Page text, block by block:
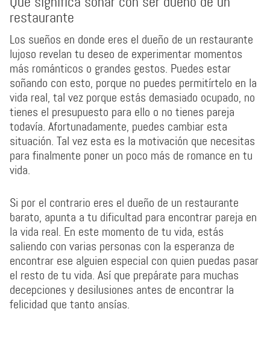
restaurante
Los sueños en donde eres el dueño de un restaurante
lujoso revelan tu deseo de experimentar momentos
más románticos o grandes gestos. Puedes estar
soñando con esto, porque no puedes permitírtelo en la
vida real, tal vez porque estás demasiado ocupado, no
tienes el presupuesto para ello o no tienes pareja
todavía. Afortunadamente, puedes cambiar esta
situación. Tal vez esta es la motivación que necesitas
para finalmente poner un poco más de romance en tu
vida.
Si por el contrario eres el dueño de un restaurante
barato, apunta a tu dificultad para encontrar pareja en
la vida real. En este momento de tu vida, estás
saliendo con varias personas con la esperanza de
encontrar ese alguien especial con quien puedas pasar
el resto de tu vida. Así que prepárate para muchas
decepciones y desilusiones antes de encontrar la
felicidad que tanto ansías.